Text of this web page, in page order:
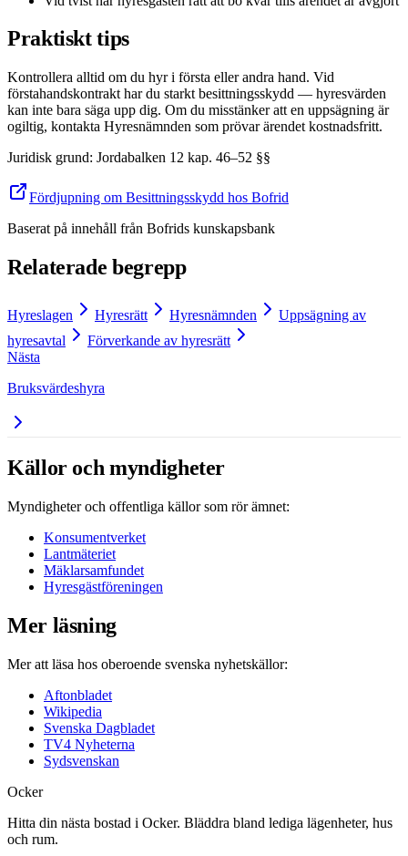
Praktiskt tips
Kontrollera alltid om du hyr i första eller andra hand. Vid
förstahandskontrakt har du starkt besittningsskydd — hyresvärden
kan inte bara säga upp dig. Om du misstänker att en uppsägning är
ogiltig, kontakta Hyresnämnden som prövar ärendet kostnadsfritt.
Juridisk grund: Jordabalken 12 kap. 46–52 §§
Fördjupning om Besittningsskydd hos Bofrid
Baserat på innehåll från Bofrids kunskapsbank
Relaterade begrepp
Hyreslagen Hyresrätt Hyresnämnden
Uppsägning av
hyresavtal
Förverkande av hyresrätt
Nästa
Bruksvärdeshyra
Källor och myndigheter
Myndigheter och offentliga källor som rör ämnet:
Konsumentverket
Lantmäteriet
Mäklarsamfundet
Hyresgästföreningen
Mer läsning
Mer att läsa hos oberoende svenska nyhetskällor:
Aftonbladet
Wikipedia
Svenska Dagbladet
TV4 Nyheterna
Sydsvenskan
Ocker
Hitta din nästa bostad i Ocker. Bläddra bland lediga lägenheter, hus
och rum.